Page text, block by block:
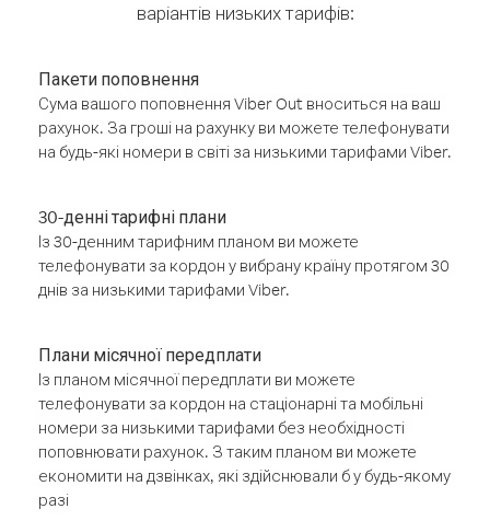
варіантів низьких тарифів:
Пакети поповнення
Сума вашого поповнення Viber Out вноситься на ваш
рахунок. За гроші на рахунку ви можете телефонувати
на будь-які номери в світі за низькими тарифами Viber.
30-денні тарифні плани
Із 30-денним тарифним планом ви можете
телефонувати за кордон у вибрану країну протягом 30
днів за низькими тарифами Viber.
Плани місячної передплати
Із планом місячної передплати ви можете
телефонувати за кордон на стаціонарні та мобільні
номери за низькими тарифами без необхідності
поповнювати рахунок. З таким планом ви можете
економити на дзвінках, які здійснювали б у будь-якому
разі